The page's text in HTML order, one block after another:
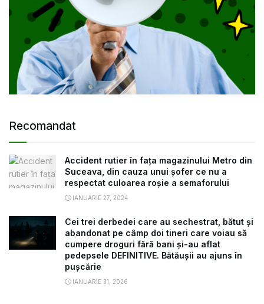
Recomandat
Accident rutier în fața magazinului Metro din
Suceava, din cauza unui șofer ce nu a
respectat culoarea roșie a semaforului
IANUARIE 27, 2024
Cei trei derbedei care au sechestrat, bătut și
abandonat pe câmp doi tineri care voiau să
cumpere droguri fără bani și-au aflat
pedepsele DEFINITIVE. Bătăușii au ajuns în
pușcărie
IANUARIE 31, 2026